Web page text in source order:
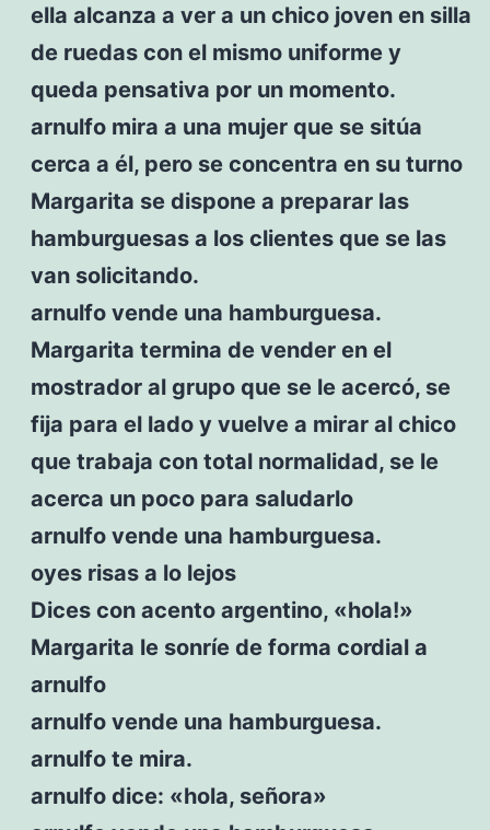
ella alcanza a ver a un chico joven en silla
de ruedas con el mismo uniforme y
queda pensativa por un momento.
arnulfo mira a una mujer que se sitúa
cerca a él, pero se concentra en su turno
Margarita se dispone a preparar las
hamburguesas a los clientes que se las
van solicitando.
arnulfo vende una hamburguesa.
Margarita termina de vender en el
mostrador al grupo que se le acercó, se
fija para el lado y vuelve a mirar al chico
que trabaja con total normalidad, se le
acerca un poco para saludarlo
arnulfo vende una hamburguesa.
oyes risas a lo lejos
Dices con acento argentino, «hola!»
Margarita le sonríe de forma cordial a
arnulfo
arnulfo vende una hamburguesa.
arnulfo te mira.
arnulfo dice: «hola, señora»